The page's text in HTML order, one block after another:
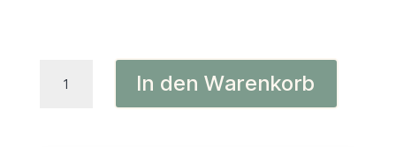
KatzenleckerliesIn den Warenkorb